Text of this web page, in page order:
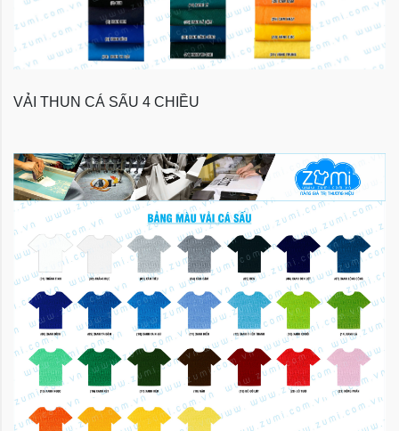
VẢI THUN CÁ SẤU 4 CHIỀU